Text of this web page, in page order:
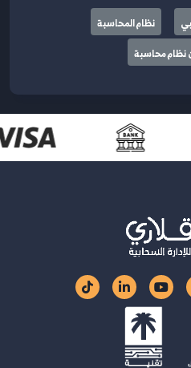
نظام المحاسبة
نظام محاسبة